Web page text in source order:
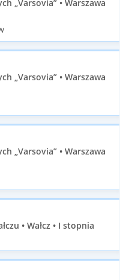
„Varsovia” • Warszawa
„Varsovia” • Warszawa
„Varsovia” • Warszawa
• Wałcz • I stopnia